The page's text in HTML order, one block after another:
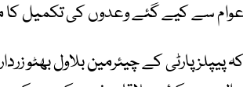
عوام سے کیے گئے وعدوں کی تکمیل کا
پارٹی کے چیئرمین بلاول بھٹو